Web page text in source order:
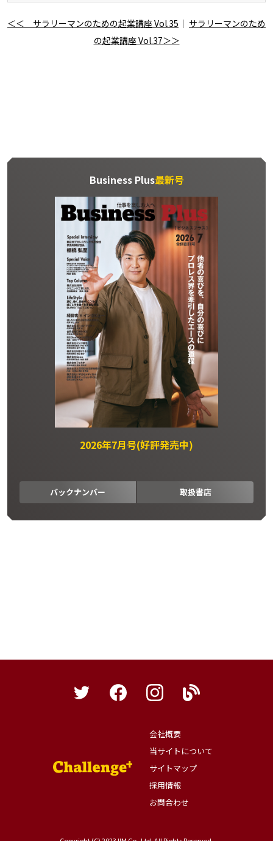
＜＜ サラリーマンのための起業講座 Vol.35 ｜ サラリーマンのため
の起業講座 Vol.37＞＞
Business Plus最新号
2026年7月号(好評発売中)
バックナンバー 取扱書店
会社概要
当サイトについて
サイトマップ
採用情報
お問合わせ